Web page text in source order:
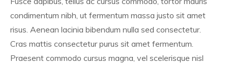
condimentum nibh, ut fermentum massa justo sit amet
risus. Aenean lacinia bibendum nulla sed consectetur.
Cras mattis consectetur purus sit amet fermentum.
Praesent commodo cursus magna, vel scelerisque nisl